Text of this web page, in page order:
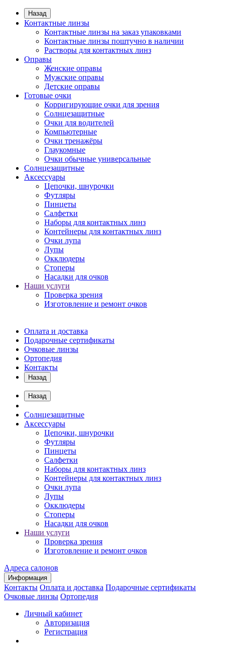
Назад
Контактные линзы
Контактные линзы на заказ упаковками
Контактные линзы поштучно в наличии
Растворы для контактных линз
Оправы
Женские оправы
Мужские оправы
Детские оправы
Готовые очки
Корригирующие очки для зрения
Солнцезащитные
Очки для водителей
Компьютерные
Очки тренажёры
Глаукомные
Очки обычные универсальные
Солнцезащитные
Аксессуары
Цепочки, шнурочки
Футляры
Пинцеты
Салфетки
Наборы для контактных линз
Контейнеры для контактных линз
Очки лупа
Лупы
Окклюдеры
Стоперы
Насадки для очков
Наши услуги
Проверка зрения
Изготовление и ремонт очков
Оплата и доставка
Подарочные сертификаты
Очковые линзы
Ортопедия
Контакты
Назад
Назад
Солнцезащитные
Аксессуары
Цепочки, шнурочки
Футляры
Пинцеты
Салфетки
Наборы для контактных линз
Контейнеры для контактных линз
Очки лупа
Лупы
Окклюдеры
Стоперы
Насадки для очков
Наши услуги
Проверка зрения
Изготовление и ремонт очков
Адреса салонов
Информация
Контакты Оплата и доставка Подарочные сертификаты
Очковые линзы Ортопедия
Личный кабинет
Авторизация
Регистрация